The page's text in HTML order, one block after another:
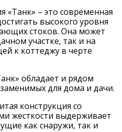
«Танк» – это современная
высокого уровня
стоков. Она может
участке, так и на
к коттеджу в черте
обладает и рядом
для дома и дачи.
конструкция со
жесткости выдерживает
как снаружи, так и